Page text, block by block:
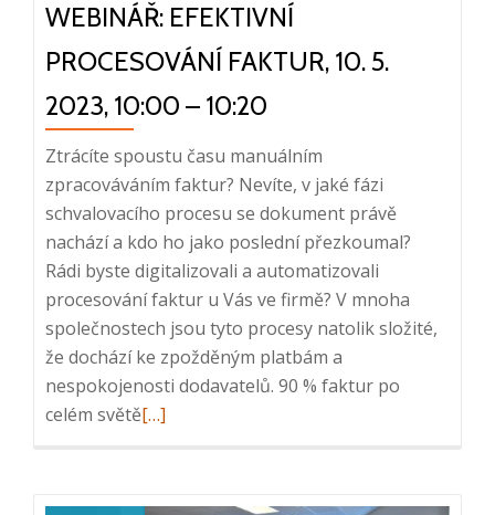
2023
WEBINÁŘ: EFEKTIVNÍ
PROCESOVÁNÍ FAKTUR, 10. 5.
2023, 10:00 – 10:20
Ztrácíte spoustu času manuálním
zpracováváním faktur? Nevíte, v jaké fázi
schvalovacího procesu se dokument právě
nachází a kdo ho jako poslední přezkoumal?
Rádi byste digitalizovali a automatizovali
procesování faktur u Vás ve firmě? V mnoha
společnostech jsou tyto procesy natolik složité,
že dochází ke zpožděným platbám a
nespokojenosti dodavatelů. 90 % faktur po
celém světěRead
[…]